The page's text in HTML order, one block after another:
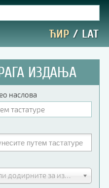
ЋИР / LAT
ИЗДАЊА
наслова
Кликните или додирните за избор